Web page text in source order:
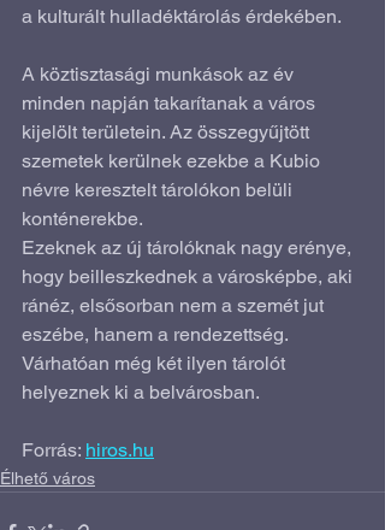
a kulturált hulladéktárolás érdekében.
A köztisztasági munkások az év
minden napján takarítanak a város
kijelölt területein. Az összegyűjtött
szemetek kerülnek ezekbe a Kubio
névre keresztelt tárolókon belüli
konténerekbe.
Ezeknek az új tárolóknak nagy erénye,
hogy beilleszkednek a városképbe, aki
ránéz, elsősorban nem a szemét jut
eszébe, hanem a rendezettség.
Várhatóan még két ilyen tárolót
helyeznek ki a belvárosban.
Forrás: hiros.hu
Élhető város